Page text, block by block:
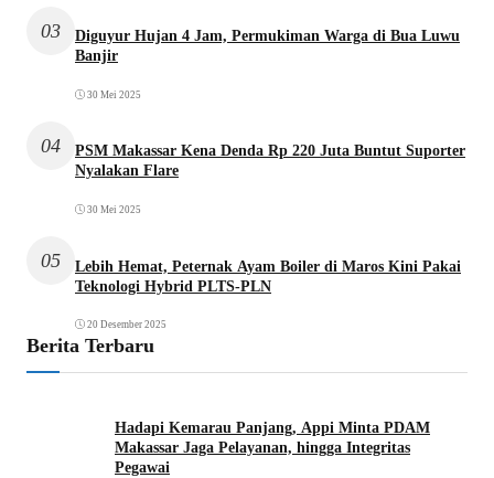
03
Diguyur Hujan 4 Jam, Permukiman Warga di Bua Luwu
Banjir
30 Mei 2025
04
PSM Makassar Kena Denda Rp 220 Juta Buntut Suporter
Nyalakan Flare
30 Mei 2025
05
Lebih Hemat, Peternak Ayam Boiler di Maros Kini Pakai
Teknologi Hybrid PLTS-PLN
20 Desember 2025
Berita Terbaru
Hadapi Kemarau Panjang, Appi Minta PDAM
Makassar Jaga Pelayanan, hingga Integritas
Pegawai